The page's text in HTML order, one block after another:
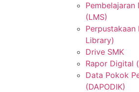
Pembelajaran
(LMS)
Library)
Drive SMK
Rapor Digital
Data Pokok
(DAPODIK)